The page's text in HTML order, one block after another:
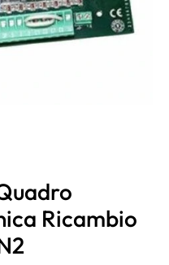
Ricambio